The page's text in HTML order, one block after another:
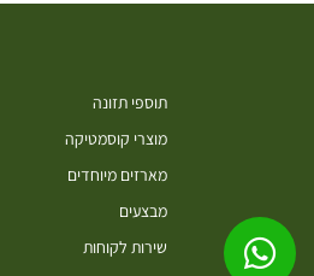
תוספי תזונה
מוצרי קוסמטיקה
מארזים מיוחדים
מבצעים
שירות לקוחות